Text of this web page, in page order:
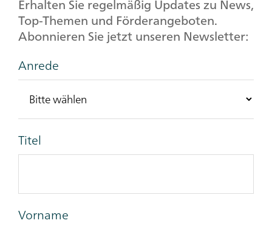
Erhalten Sie regelmäßig Updates zu News,
Top-Themen und Förderangeboten.
Abonnieren Sie jetzt unseren Newsletter:
Anrede
Titel
Vorname